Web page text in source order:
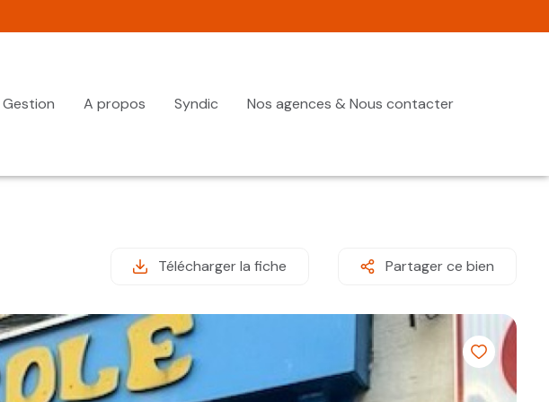
Gestion A propos Syndic Nos agences & Nous contacter
Télécharger la fiche Partager ce bien